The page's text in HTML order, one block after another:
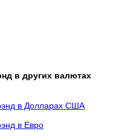
в других валютах
в Долларах США
в Евро